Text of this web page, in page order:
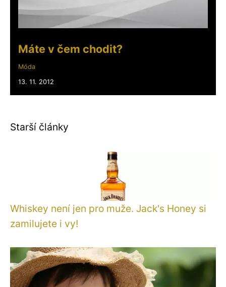
Máte v čem chodit?
Móda
13. 11. 2012
Starší články
Whiskey není jen pro muže. Jack's Honey si
zamilujete i vy!